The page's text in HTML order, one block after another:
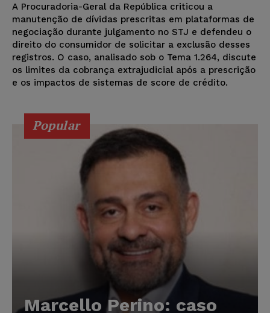
A Procuradoria-Geral da República criticou a
manutenção de dívidas prescritas em plataformas de
negociação durante julgamento no STJ e defendeu o
direito do consumidor de solicitar a exclusão desses
registros. O caso, analisado sob o Tema 1.264, discute
os limites da cobrança extrajudicial após a prescrição
e os impactos de sistemas de score de crédito.
Popular
Marcello Perino: caso